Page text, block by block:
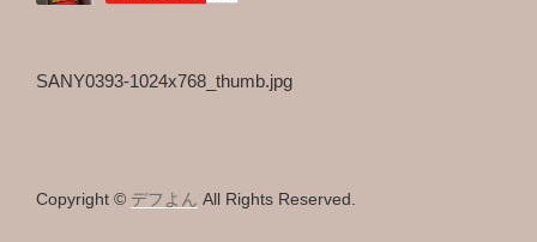
SANY0393-1024x768_thumb.jpg
Copyright © デフよん All Rights Reserved.